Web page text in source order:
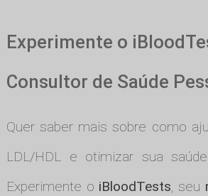
Experimente o
Consultor de Saúde
Quer saber mais sobre como
LDL/HDL e otimizar sua saúde
Experimente o iBloodTests, seu